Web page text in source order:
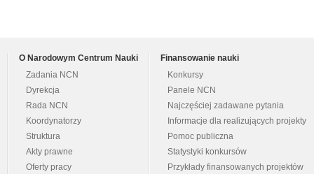
O Narodowym Centrum Nauki
Zadania NCN
Dyrekcja
Rada NCN
Koordynatorzy
Struktura
Akty prawne
Oferty pracy
Finansowanie nauki
Konkursy
Panele NCN
Najczęściej zadawane pytania
Informacje dla realizujących projekty
Pomoc publiczna
Statystyki konkursów
Przykłady finansowanych projektów